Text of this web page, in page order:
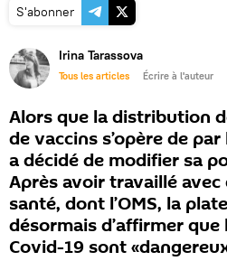
S'abonner
Irina Tarassova
Tous les articles Écrire à l'auteur
Alors que la distribution
de vaccins s’opère de
a décidé de modifier sa
Après avoir travaillé
santé, dont l’OMS, la
désormais d’affirmer
Covid-19 sont